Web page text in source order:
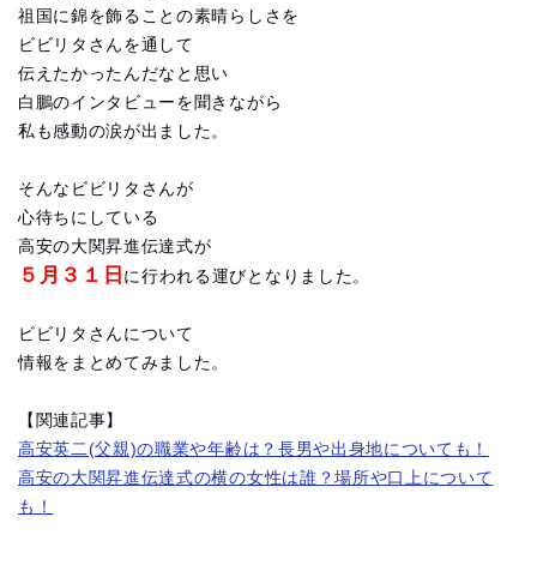
祖国に錦を飾ることの素晴らしさを
ビビリタさんを通して
伝えたかったんだなと思い
白鵬のインタビューを聞きながら
私も感動の涙が出ました。
そんなビビリタさんが
心待ちにしている
高安の大関昇進伝達式が
５月３１日 に行われる運びとなりました。
ビビリタさんについて
情報をまとめてみました。
【関連記事】
高安英二(父親)の職業や年齢は？長男や出身地についても！
高安の大関昇進伝達式の横の女性は誰？場所や口上について
も！